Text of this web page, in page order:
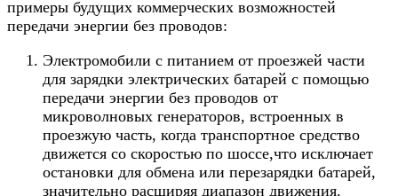
примеры будущих коммерческих возможностей
передачи энергии без проводов:
Электромобили с питанием от проезжей части
для зарядки электрических батарей с помощью
передачи энергии без проводов от
микроволновых генераторов, встроенных в
проезжую часть, когда транспортное средство
движется со скоростью по шоссе,что исключает
остановки для обмена или перезарядки батарей,
значительно расширяя диапазон движения.